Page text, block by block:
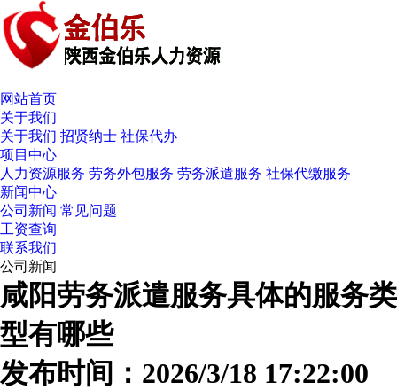
网站首页
关于我们
关于我们 招贤纳士 社保代办
项目中心
人力资源服务 劳务外包服务 劳务派遣服务 社保代缴服务
新闻中心
公司新闻 常见问题
工资查询
联系我们
公司新闻
咸阳劳务派遣服务具体的服务类
型有哪些
发布时间：2026/3/18 17:22:00